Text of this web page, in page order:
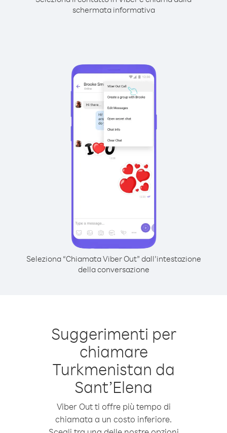
schermata informativa
Seleziona “Chiamata Viber Out” dall’intestazione
della conversazione
Suggerimenti per
chiamare
Turkmenistan da
Sant’Elena
Viber Out ti offre più tempo di
chiamata a un costo inferiore.